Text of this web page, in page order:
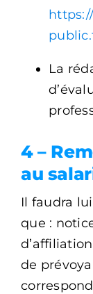
La
4 –
au
Il faudra lui
que :
de